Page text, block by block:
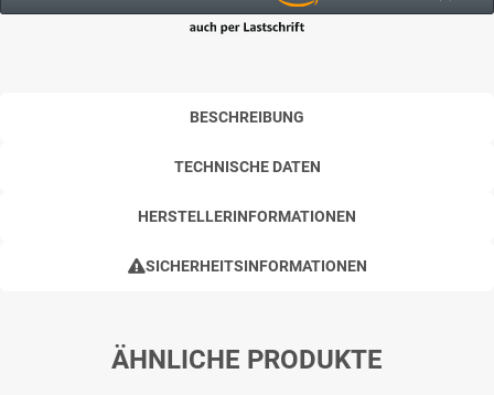
BESCHREIBUNG
TECHNISCHE DATEN
HERSTELLERINFORMATIONEN
SICHERHEITSINFORMATIONEN
ÄHNLICHE PRODUKTE